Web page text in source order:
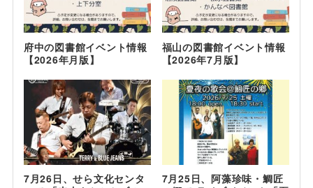
府中の図書館イベント情報
【2026年月版】
福山の図書館イベント情報
【2026年7月版】
7月26日、せら文化センタ
7月25日、阿藻珍味・鯛匠